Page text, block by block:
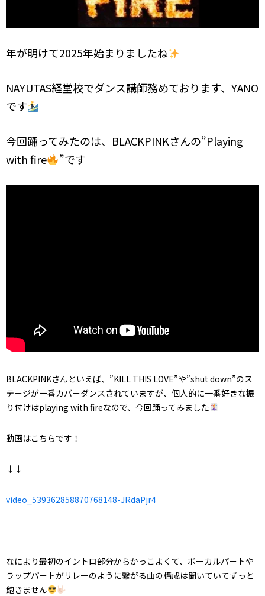
年が明けて2025年始まりましたね
NAYUTAS経堂校でダンス講師務めております、YANO
です
今回踊ってみたのは、BLACKPINKさんの”Playing
with fire
”です
BLACKPINKさんといえば、”KILL THIS LOVE”や”shut down”のス
テージが一番カバーダンスされていますが、個人的に一番好きな振
り付けはplaying with fireなので、今回踊ってみました
動画はこちらです！
↓↓
video_539362858870768148-JRdaPjr4
なにより最初のイントロ部分からかっこよくて、ボーカルパートや
ラップパートがリレーのように繋がる曲の構成は聞いていてずっと
飽きません